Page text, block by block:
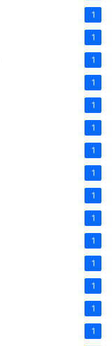
1
1
1
1
1
1
1
1
1
1
1
1
1
1
1